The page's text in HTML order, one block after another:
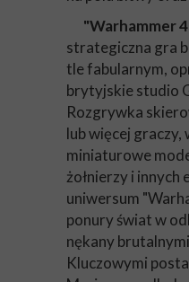
"Warhammer
strategiczna gra
tle fabularnym,
brytyjskie studio
Rozgrywka
lub więcej
miniaturowe
żołnierzy i innych
uniwersum
ponury świat w
nękany
Kluczowymi